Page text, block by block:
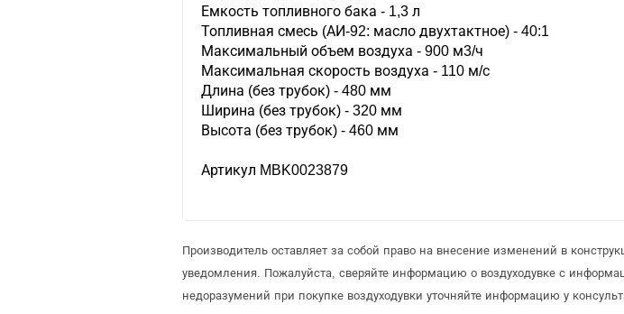
Емкость топливного бака - 1,3 л
Топливная смесь (АИ-92: масло двухтактное) - 40:1
Максимальный объем воздуха - 900 м3/ч
Максимальная скорость воздуха - 110 м/с
Длина (без трубок) - 480 мм
Ширина (без трубок) - 320 мм
Высота (без трубок) - 460 мм
Артикул MBK0023879
Производитель оставляет за собой право на внесение изменений в
уведомления. Пожалуйста, сверяйте информацию о воздуходувке с
недоразумений при покупке воздуходувки уточняйте информацию у